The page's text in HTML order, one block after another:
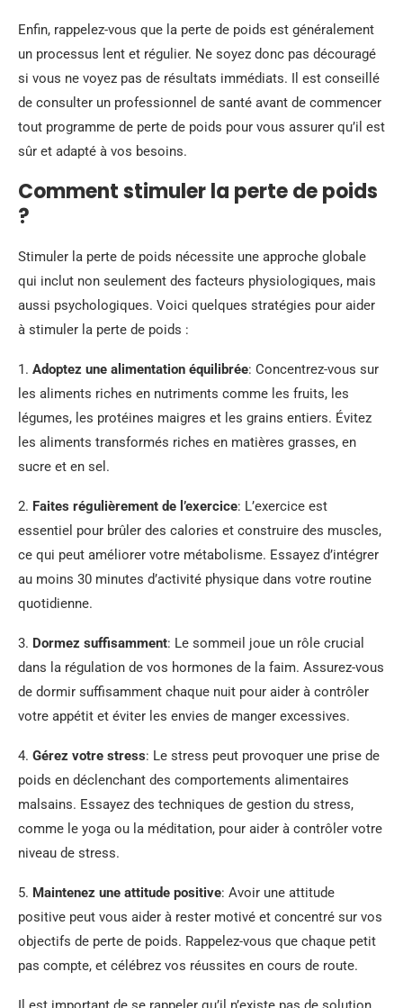
Enfin, rappelez-vous que la perte de poids est généralement
un processus lent et régulier. Ne soyez donc pas découragé
si vous ne voyez pas de résultats immédiats. Il est conseillé
de consulter un professionnel de santé avant de commencer
tout programme de perte de poids pour vous assurer qu’il est
sûr et adapté à vos besoins.
Comment stimuler la perte de poids
?
Stimuler la perte de poids nécessite une approche globale
qui inclut non seulement des facteurs physiologiques, mais
aussi psychologiques. Voici quelques stratégies pour aider
à stimuler la perte de poids :
1. Adoptez une alimentation équilibrée: Concentrez-vous sur
les aliments riches en nutriments comme les fruits, les
légumes, les protéines maigres et les grains entiers. Évitez
les aliments transformés riches en matières grasses, en
sucre et en sel.
2. Faites régulièrement de l’exercice: L’exercice est
essentiel pour brûler des calories et construire des muscles,
ce qui peut améliorer votre métabolisme. Essayez d’intégrer
au moins 30 minutes d’activité physique dans votre routine
quotidienne.
3. Dormez suffisamment: Le sommeil joue un rôle crucial
dans la régulation de vos hormones de la faim. Assurez-vous
de dormir suffisamment chaque nuit pour aider à contrôler
votre appétit et éviter les envies de manger excessives.
4. Gérez votre stress: Le stress peut provoquer une prise de
poids en déclenchant des comportements alimentaires
malsains. Essayez des techniques de gestion du stress,
comme le yoga ou la méditation, pour aider à contrôler votre
niveau de stress.
5. Maintenez une attitude positive: Avoir une attitude
positive peut vous aider à rester motivé et concentré sur vos
objectifs de perte de poids. Rappelez-vous que chaque petit
pas compte, et célébrez vos réussites en cours de route.